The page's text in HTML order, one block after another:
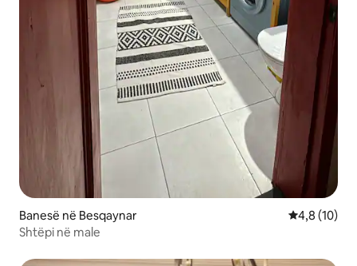
Banesë në Besqaynar Vlerësimi
4,8 (10)
Shtëpi në male